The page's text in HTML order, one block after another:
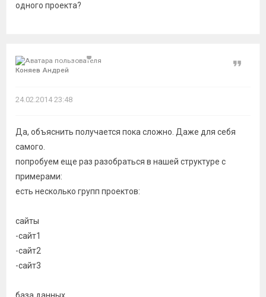
одного проекта?
Коняев Андрей
Цитата
24.02.2014 23:48
Да, объяснить получается пока сложно. Даже для себя
самого.
попробуем еще раз разобраться в нашей структуре с
примерами:
есть несколько групп проектов:
сайты
-сайт1
-сайт2
-сайт3